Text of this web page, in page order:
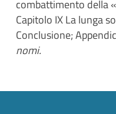
combattimento della
Capitolo IX La lunga
Conclusione;
nomi.